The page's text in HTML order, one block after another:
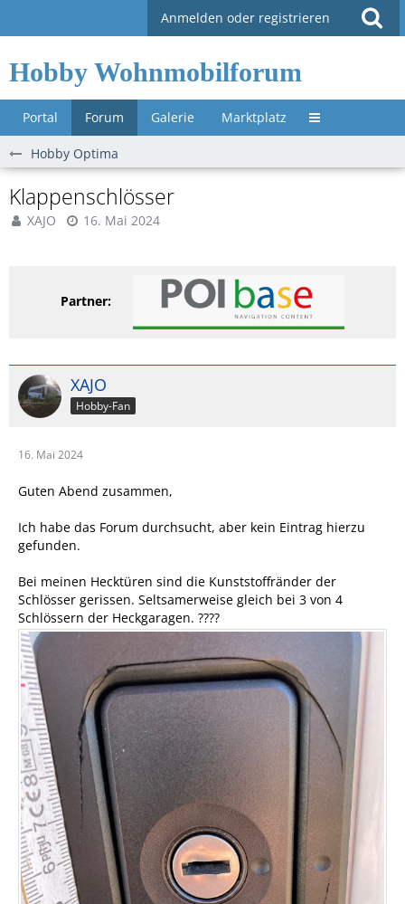
Anmelden oder registrieren
Hobby Wohnmobilforum
Portal Forum Galerie Marktplatz Untermenü »
Hobby Optima
Klappenschlösser
XAJO 16. Mai 2024
Partner:
XAJO
Hobby-Fan
16. Mai 2024
Guten Abend zusammen,
Ich habe das Forum durchsucht, aber kein Eintrag hierzu
gefunden.
Bei meinen Hecktüren sind die Kunststoffränder der
Schlösser gerissen. Seltsamerweise gleich bei 3 von 4
Schlössern der Heckgaragen. ????